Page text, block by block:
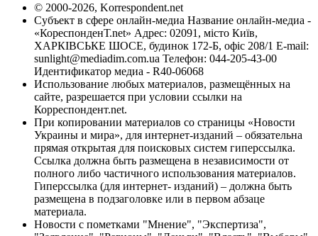
© 2000-2026, Korrespondent.net
Субъект в сфере онлайн-медиа Название онлайн-медиа -
«КореспонденТ.net» Адрес: 02091, місто Київ,
ХАРКІВСЬКЕ ШОСЕ, будинок 172-Б, офіс 208/1 E-mail:
sunlight@mediadim.com.ua Телефон: 044-205-43-00
Идентификатор медиа - R40-06068
Использование любых материалов, размещённых на
сайте, разрешается при условии ссылки на
Корреспондент.net.
При копировании материалов со страницы «Новости
Украины и мира», для интернет-изданий – обязательна
прямая открытая для поисковых систем гиперссылка.
Ссылка должна быть размещена в независимости от
полного либо частичного использования материалов.
Гиперссылка (для интернет- изданий) – должна быть
размещена в подзаголовке или в первом абзаце
материала.
Новости с пометками "Мнение", "Экспертиза",